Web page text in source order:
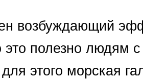
возбуждающий
полезно людям
этого морская